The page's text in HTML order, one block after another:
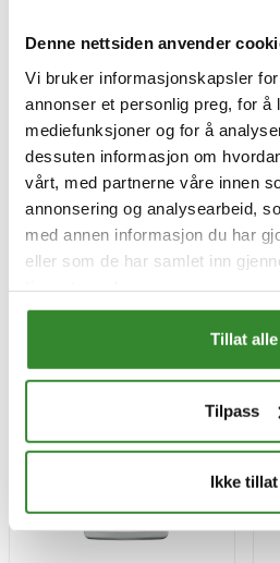
Denne nettsiden anvender
Vi bruker informasjonskapsler
annonser et personlig preg, for å
mediefunksjoner og for å
dessuten informasjon om
vårt, med partnerne våre innen
annonsering og analysearbeid,
med annen informasjon du har
eller som de har samlet inn
Tillat alle
Tilpass
Ikke tillat
1,5l
Pris
kr 104,96 /stk kr 123,48
Sammenligning pris
kr 69,97/l | 1,50 l
Bestillingsvare
Kjøp